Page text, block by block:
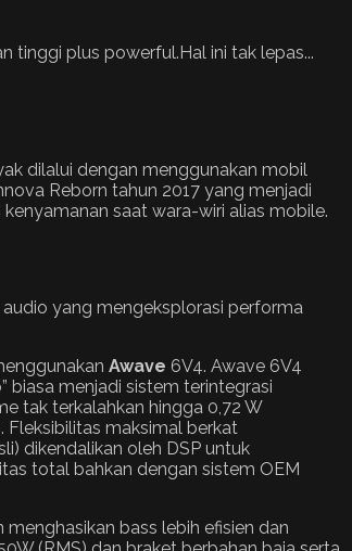
tinggi plus powerful.Hal ini tak lepas...
dilalui dengan menggunakan mobil
Reborn tahun 2017 yang menjadi
saat wara-wiri alias mobile.
yang mengeksplorasi performa
Awave 6V4. Awave 6V4
biasa menjadi sistem terintegrasi
tak terkalahkan hingga 0,72 W
maksimal berkat
dikendalikan oleh DSP untuk
total bahkan dengan sistem OEM
bass lebih efisien dan